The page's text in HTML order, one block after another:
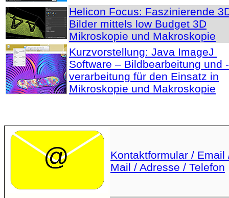
Helicon Focus: Faszinierende
Bilder mittels low Budget 3D
Mikroskopie und Makroskopie
Kurzvorstellung: Java ImageJ
Software – Bildbearbeitung und -
verarbeitung für den Einsatz in
Mikroskopie und Makroskopie
Kontaktformular / Email
Mail / Adresse / Telefon